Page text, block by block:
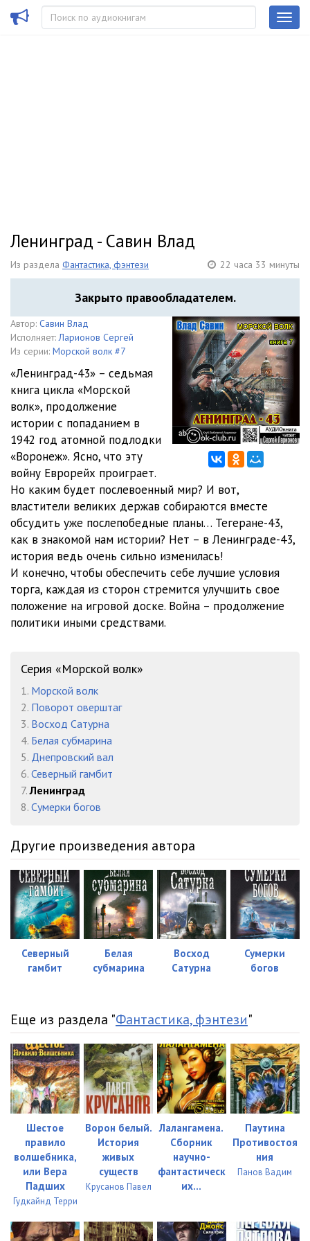
Ленинград - Савин Влад
Из раздела Фантастика, фэнтези 22 часа 33 минуты
Закрыто правообладателем.
Автор: Савин Влад
Исполняет: Ларионов Сергей
Из серии: Морской волк #7
«Ленинград-43» – седьмая
книга цикла «Морской
волк», продолжение
истории с попаданием в
1942 год атомной подлодки
«Воронеж». Ясно, что эту
войну Еврорейх проиграет.
Но каким будет послевоенный мир? И вот,
властители великих держав собираются вместе
обсудить уже послепобедные планы… Тегеране-43,
как в знакомой нам истории? Нет – в Ленинграде-43,
история ведь очень сильно изменилась!
И конечно, чтобы обеспечить себе лучшие условия
торга, каждая из сторон стремится улучшить свое
положение на игровой доске. Война – продолжение
политики иными средствами.
Серия «Морской волк»
1. Морской волк
2. Поворот оверштаг
3. Восход Сатурна
4. Белая субмарина
5. Днепровский вал
6. Северный гамбит
7. Ленинград
8. Сумерки богов
Другие произведения автора
Северный
гамбит
Белая
субмарина
Восход
Сатурна
Сумерки
богов
Еще из раздела "Фантастика, фэнтези"
Шестое
правило
волшебника,
или Вера
Падших
Гудкайнд Терри
Ворон белый.
История
живых
существ
Крусанов Павел
Лалангамена.
Сборник
научно-
фантастическ
их...
Паутина
Противостоя
ния
Панов Вадим